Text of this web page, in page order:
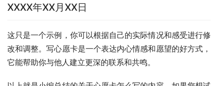
XXXX年XX月XX日
这只是一个示例，你可以根据自己的实际情况和感受进行修
改和调整。写心愿卡是一个表达内心情感和愿望的好方式，
它能帮助你与他人建立更深的联系和共鸣。